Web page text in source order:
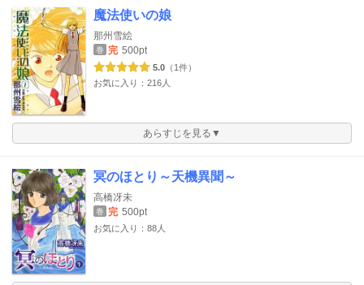
魔法使いの娘
那州雪絵
巻 完 500pt
5.0 （1件）
お気に入り：216人
あらすじを見る▼
冥のほとり～天機異聞～
高橋冴未
巻 完 500pt
お気に入り：88人